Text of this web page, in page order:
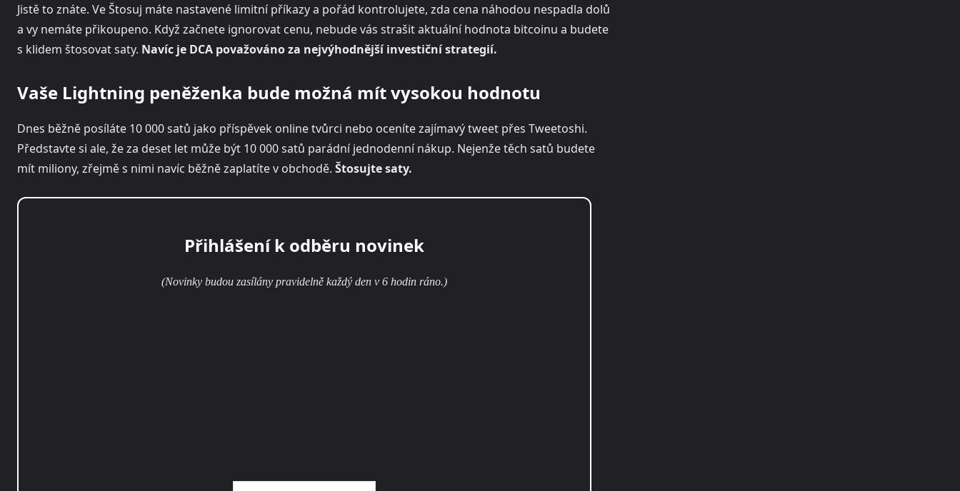
Jistě to znáte. Ve Štosuj máte nastavené limitní příkazy a pořád kontrolujete, zda cena náhodou nespadla dolů
a vy nemáte přikoupeno. Když začnete ignorovat cenu, nebude vás strašit aktuální hodnota bitcoinu a budete
s klidem štosovat saty. Navíc je DCA považováno za nejvýhodnější investiční strategií.
Vaše Lightning peněženka bude možná mít vysokou hodnotu
Dnes běžně posíláte 10 000 satů jako příspěvek online tvůrci nebo oceníte zajímavý tweet přes Tweetoshi.
Představte si ale, že za deset let může být 10 000 satů parádní jednodenní nákup. Nejenže těch satů budete
mít miliony, zřejmě s nimi navíc běžně zaplatíte v obchodě. Štosujte saty.
Přihlášení k odběru novinek
(Novinky budou zasílány pravidelně každý den v 6 hodin ráno.)